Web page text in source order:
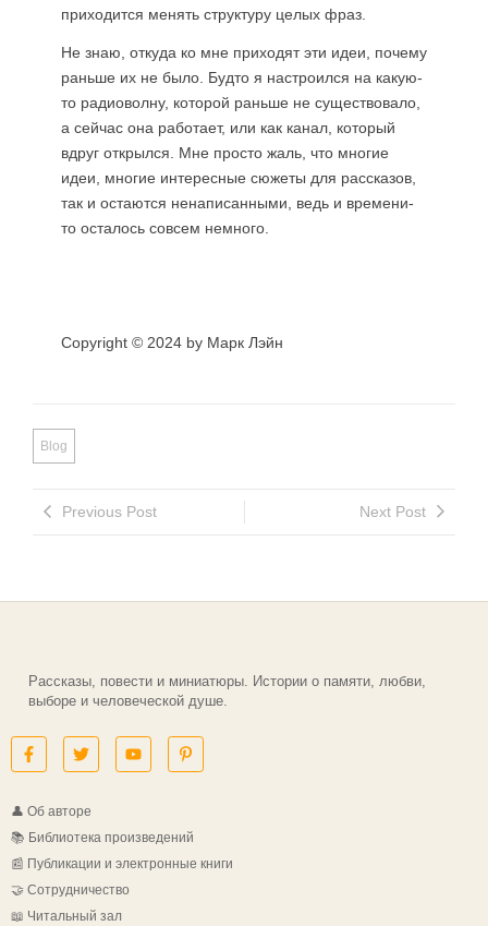
приходится менять структуру целых фраз.
Не знаю, откуда ко мне приходят эти идеи, почему
раньше их не было. Будто я настроился на какую-
то радиоволну, которой раньше не существовало,
а сейчас она работает, или как канал, который
вдруг открылся. Мне просто жаль, что многие
идеи, многие интересные сюжеты для рассказов,
так и остаются ненаписанными, ведь и времени-
то осталось совсем немного.
Copyright © 2024 by Марк Лэйн
Blog
Previous Post Next Post
Рассказы, повести и миниатюры. Истории о памяти, любви,
выборе и человеческой душе.
👤 Об авторе
📚 Библиотека произведений
📰 Публикации и электронные книги
🤝 Сотрудничество
📖 Читальный зал